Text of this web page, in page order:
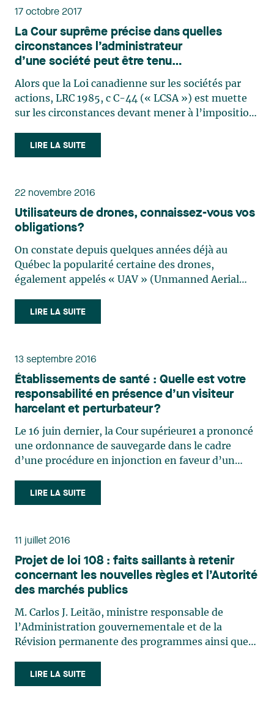
17 octobre 2017
La Cour suprême précise dans quelles
circonstances l’administrateur
d’une société peut être tenu
personnellement responsable d’un abus
Alors que la Loi canadienne sur les sociétés par
actions, LRC 1985, c C-44 (« LCSA ») est muette
sur les circonstances devant mener à l’imposition
administrateur relativement à un abus et que les
tribunaux canadiens ne s’entendent pas sur
LIRE LA SUITE
22 novembre 2016
Utilisateurs de drones, connaissez-vous vos
obligations?
On constate depuis quelques années déjà au
Québec la popularité certaine des drones,
également appelés « UAV » (Unmanned Aerial
de sites industriels, de pipelines, de terres
agricoles, de mines à ciel ouvert ou de chantiers
LIRE LA SUITE
13 septembre 2016
Établissements de santé : Quelle est votre
responsabilité en présence d’un visiteur
harcelant et perturbateur?
Le 16 juin dernier, la Cour supérieure1 a prononcé
une ordonnance de sauvegarde dans le cadre
d’une procédure en injonction en faveur d’un
visites de la fille d’une personne inapte qui y était
hébergée, ainsi que ses interventions auprès de
LIRE LA SUITE
11 juillet 2016
Projet de loi 108 : faits saillants à retenir
concernant les nouvelles règles et l’Autorité
des marchés publics
M. Carlos J. Leitão, ministre responsable de
l’Administration gouvernementale et de la
Révision permanente des programmes ainsi que
juin dernier, le Projet de loi 108, Loi favorisant la
surveillance des contrats des organismes publics
LIRE LA SUITE